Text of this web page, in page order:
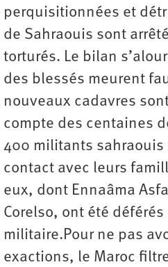
perquisitionnées et
de Sahraouis sont
torturés. Le bilan
des blessés meurent
nouveaux cadavres
compte des centaines
400 militants
contact avec leurs
eux, dont Ennaâma
Corelso, ont été
militaire.Pour ne pas
exactions, le Maroc